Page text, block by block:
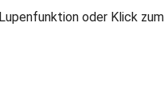
Lupenfunktion oder Klick